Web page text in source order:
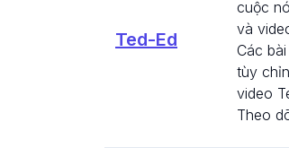
Ted-Ed
cuộc
và
Các
tùy
video
Theo